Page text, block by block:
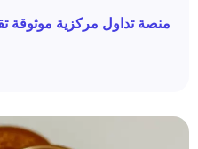
منصة تداول مركزية موثوقة